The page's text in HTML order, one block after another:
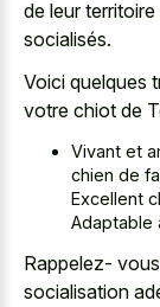
de leur
socialisés.
Voici quelques
votre chiot de
Vivant et
chien de
Excellent
Adaptable
Rappelez-
socialisation